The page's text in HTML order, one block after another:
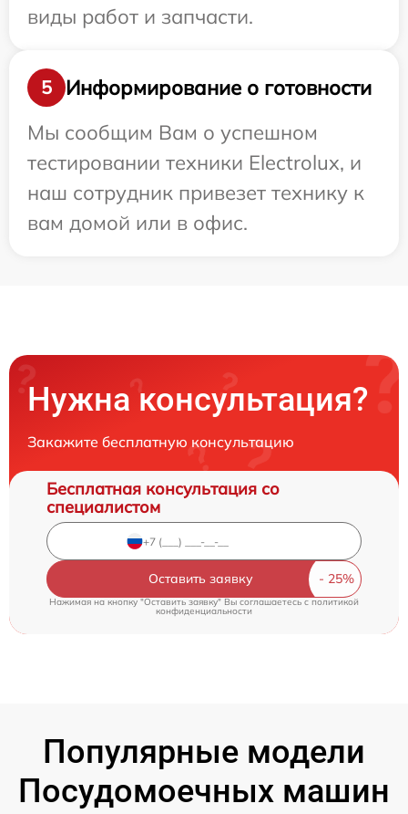
виды работ и запчасти.
5
Информирование о готовности
Мы сообщим Вам о успешном
тестировании техники Electrolux, и
наш сотрудник привезет технику к
вам домой или в офис.
Нужна консультация?
Закажите бесплатную консультацию
Бесплатная консультация со
специалистом
Оставить заявку
Нажимая на кнопку "Оставить заявку" Вы соглашаетесь cполитикой
конфиденциальности
Популярные модели
Посудомоечных машин